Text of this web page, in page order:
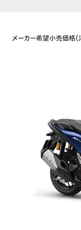
メーカー希望小売価格（